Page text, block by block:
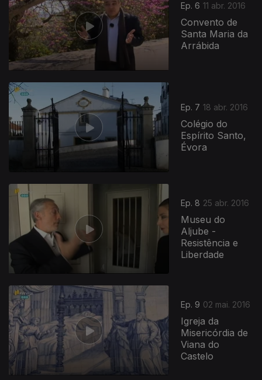
Ep. 6 11 abr. 2016
Convento de
Santa Maria da
Arrábida
Ep. 7 18 abr. 2016
Colégio do
Espírito Santo,
Évora
Ep. 8 25 abr. 2016
Museu do
Aljube -
Resistência e
Liberdade
Ep. 9 02 mai. 2016
Igreja da
Misericórdia de
Viana do
Castelo